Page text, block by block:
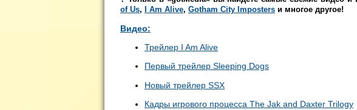
of Us, I Am Alive, Gotham City Imposters и многое другое!
Видео:
Трейлер I Am Alive
Первый трейлер Sleeping Dogs
Новый трейлер SSX
Кадры игрового процесса The Jak and Daxter Trilogy